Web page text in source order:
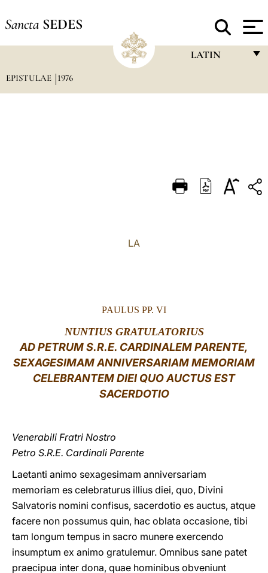
Sancta SEDES
LATIN
DEUTSCH
EPISTULAE 1976
LA
PAULUS PP. VI
NUNTIUS GRATULATORIUS
AD PETRUM S.R.E. CARDINALEM PARENTE,
SEXAGESIMAM ANNIVERSARIAM MEMORIAM
CELEBRANTEM DIEI QUO AUCTUS EST
SACERDOTIO
Venerabili Fratri Nostro
Petro S.R.E. Cardinali Parente
Laetanti animo sexagesimam anniversariam
memoriam es celebraturus illius diei, quo, Divini
Salvatoris nomini confisus, sacerdotio es auctus, atque
facere non possumus quin, hac oblata occasione, tibi
tam longum tempus in sacro munere exercendo
insumptum ex animo gratulemur. Omnibus sane patet
praecipua inter dona, quae hominibus obveniunt